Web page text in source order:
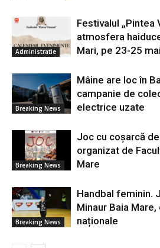
Administratie
Festivalul „Pintea
atmosfera
Mari, pe 23-25
Breaking News
Mâine are loc în
campanie de
electrice uzate
Breaking News
Joc cu coșarcă
organizat de
Mare
Breaking News
Handbal feminin.
Minaur Baia
naționale